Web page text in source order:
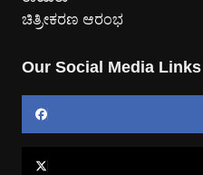
Our Social Media Links